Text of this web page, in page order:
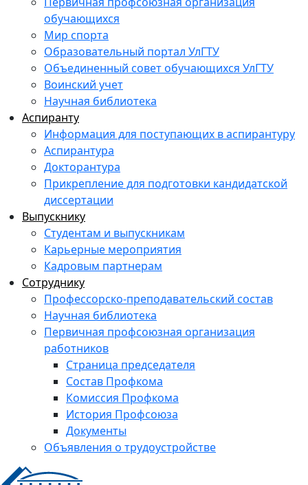
обучающихся
Мир спорта
Образовательный портал УлГТУ
Объединенный совет обучающихся УлГТУ
Воинский учет
Научная библиотека
Аспиранту
Информация для поступающих в аспирантуру
Аспирантура
Докторантура
Прикрепление для подготовки кандидатской
диссертации
Выпускнику
Студентам и выпускникам
Карьерные мероприятия
Кадровым партнерам
Сотруднику
Профессорско-преподавательский состав
Научная библиотека
Первичная профсоюзная организация
работников
Страница председателя
Состав Профкома
Комиссия Профкома
История Профсоюза
Документы
Объявления о трудоустройстве